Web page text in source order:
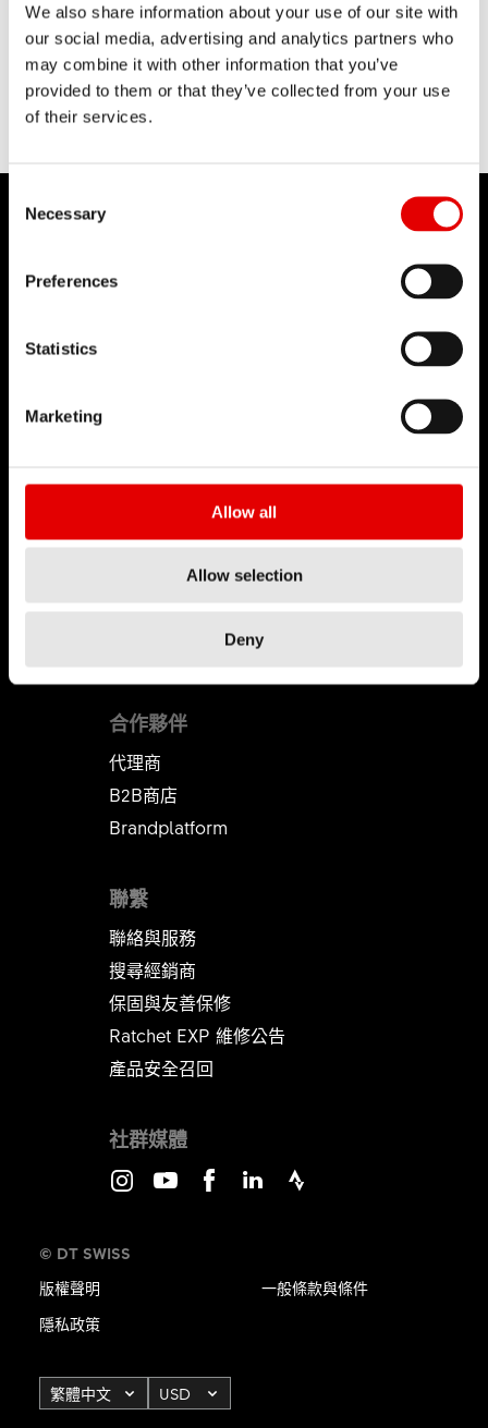
We also share information about your use of our site with
our social media, advertising and analytics partners who
may combine it with other information that you’ve
provided to them or that they’ve collected from your use
of their services.
Necessary
Preferences
Statistics
Marketing
Allow all
Allow selection
Deny
我們對於工程藝術深信不疑，並為了追求卓越
的產品開發流程而努力。我們的理念是透過內
部研發的技術來不斷地突破極限。
工作 & 職涯
工作環境
聯繫
聯絡與服務
搜尋經銷商
保固與友善保修
Ratchet EXP 維修公告​​​​​​​
產品安全召回
合作夥伴
代理商
B2B商店
Brandplatform
社群媒體
© DT SWISS
版權聲明
隱私政策
一般條款與條件
繁體中文 USD